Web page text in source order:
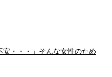
安・・・」そんな女性のため